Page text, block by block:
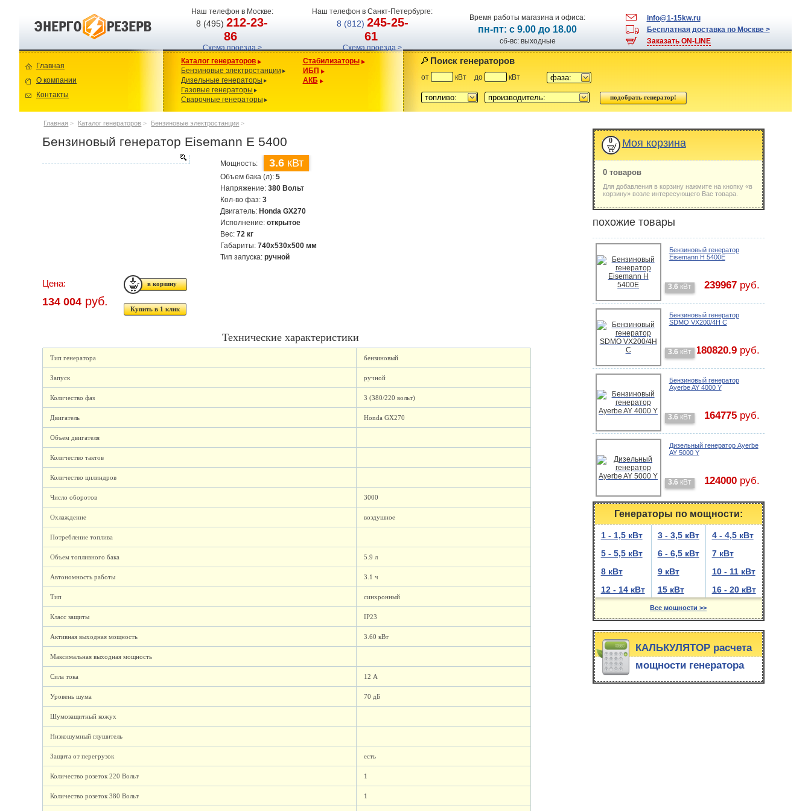
Наш телефон в Москве:
8 (495)212-23-
86
Схема проезда >
Наш телефон в Санкт-Петербурге:
8 (812) 245-25-
61
Схема проезда >
Время работы магазина и офиса:
пн-пт: с 9.00 до 18.00
сб-вс: выходные
info@1-15kw.ru
Бесплатная доставка по Москве >
Заказать ON-LINE
Главная
О компании
Контакты
Каталог генераторов
Бензиновые электростанции
Дизельные генераторы
Газовые генераторы
Сварочные генераторы
Стабилизаторы
ИБП
АКБ
Поиск генераторов
от кВт до кВт фаза:
топливо: производитель:
Главная > Каталог генераторов > Бензиновые электростанции >
Бензиновый генератор Eisemann E 5400
Мощность: 3.6 кВт
Объем бака (л):5
Напряжение:380 Вольт
Кол-во фаз:3
Двигатель: Honda GX270
Исполнение:открытое
Вес:72 кг
Габариты:740x530x500 мм
Тип запуска:ручной
Цена:
134 004 руб.
Купить в 1 клик
Технические характеристики
Тип генератора бензиновый
Запуск ручной
Количество фаз 3 (380/220 вольт)
Двигатель Honda GX270
Объем двигателя
Количество тактов
Количество цилиндров
Число оборотов 3000
Охлаждение воздушное
Потребление топлива
Объем топливного бака 5.9 л
Автономность работы 3.1 ч
Тип синхронный
Класс защиты IP23
Активная выходная мощность 3.60 кВт
Максимальная выходная мощность
Сила тока 12 А
Уровень шума 70 дБ
Шумозащитный кожух
Низкошумный глушитель
Защита от перегрузок есть
Количество розеток 220 Вольт 1
Количество розеток 380 Вольт 1
0 Моя корзина
0 товаров
Для добавления в корзину нажмите на кнопку «в
корзину» возле интересующего Вас товара.
похожие товары
Бензиновый генератор
Eisemann H 5400E
3.6 кВт 239967руб.
Бензиновый генератор
SDMO VX200/4H C
3.6 кВт 180820.9руб.
Бензиновый генератор
Ayerbe AY 4000 Y
3.6 кВт 164775руб.
Дизельный генератор Ayerbe
AY 5000 Y
3.6 кВт 124000руб.
Генераторы по мощности:
1 - 1,5 кВт 3 - 3,5 кВт
4 - 4,5 кВт
5 - 5,5 кВт
6 - 6,5 кВт
7 кВт
8 кВт
9 кВт
10 - 11 кВт
12 - 14 кВт
15 кВт 16 - 20 кВт
Все мощности >>
КАЛЬКУЛЯТОР расчета
мощности генератора